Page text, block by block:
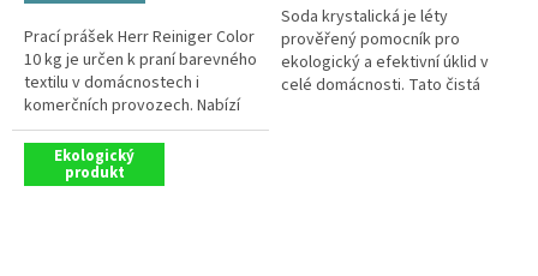
Prací prášek Herr Reiniger Color
10 kg je určen k praní barevného
textilu v domácnostech i
komerčních provozech. Nabízí
efektivní odstraňování běžných
nečistot i skvrn a je...
Soda krystalická je léty
prověřený pomocník pro
ekologický a efektivní úklid v
celé domácnosti. Tato čistá
Ekologický
produkt